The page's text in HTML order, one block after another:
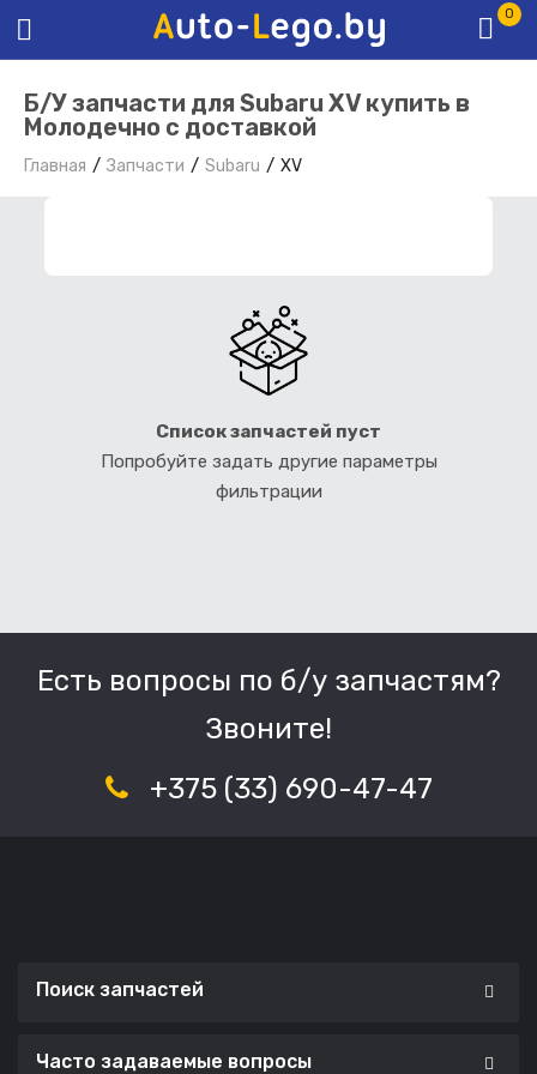
0
Б/У запчасти для Subaru XV купить в
Молодечно с доставкой
Главная Запчасти Subaru XV
Список запчастей пуст
Попробуйте задать другие параметры
фильтрации
Есть вопросы по б/у запчастям?
Звоните!
+375 (33) 690-47-47
Поиск запчастей
Часто задаваемые вопросы